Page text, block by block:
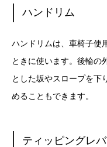
ハンドリム
ハンドリムは、車椅子使
ときに使います。後輪の
とした坂やスロープを下
めることもできます。
ティッピングレ